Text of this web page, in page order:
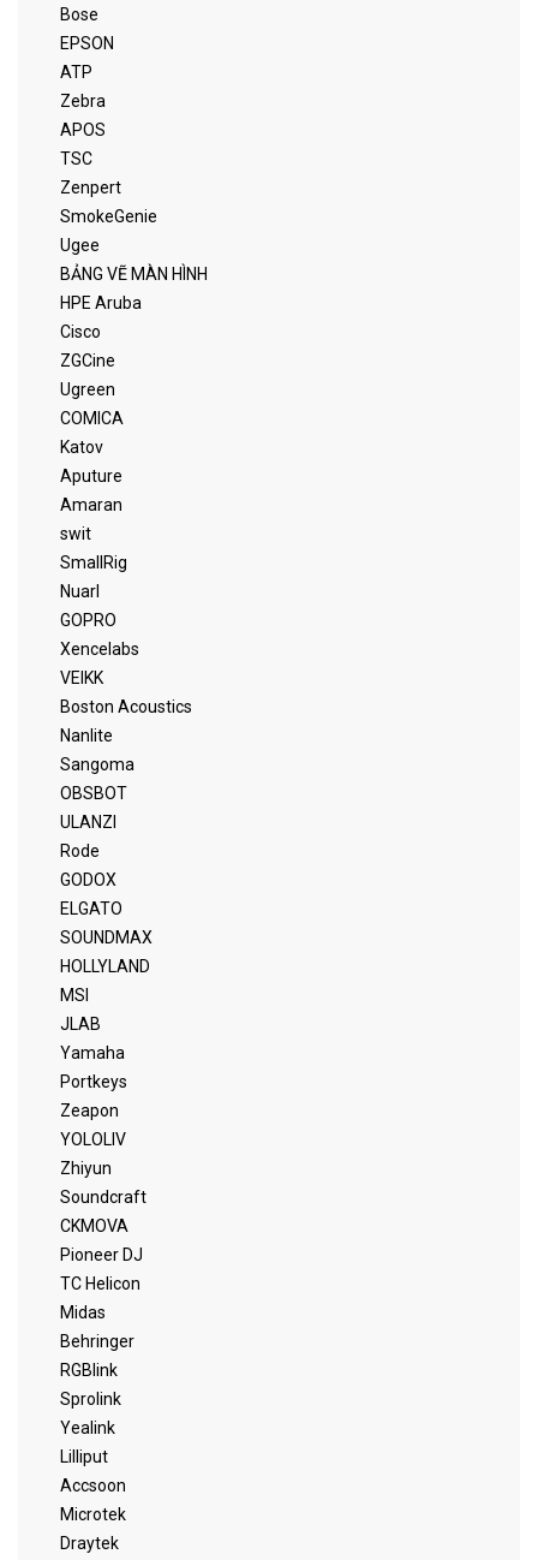
Bose
EPSON
ATP
Zebra
APOS
TSC
Zenpert
SmokeGenie
Ugee
BẢNG VẼ MÀN HÌNH
HPE Aruba
Cisco
ZGCine
Ugreen
COMICA
Katov
Aputure
Amaran
swit
SmallRig
Nuarl
GOPRO
Xencelabs
VEIKK
Boston Acoustics
Nanlite
Sangoma
OBSBOT
ULANZI
Rode
GODOX
ELGATO
SOUNDMAX
HOLLYLAND
MSI
JLAB
Yamaha
Portkeys
Zeapon
YOLOLIV
Zhiyun
Soundcraft
CKMOVA
Pioneer DJ
TC Helicon
Midas
Behringer
RGBlink
Sprolink
Yealink
Lilliput
Accsoon
Microtek
Draytek